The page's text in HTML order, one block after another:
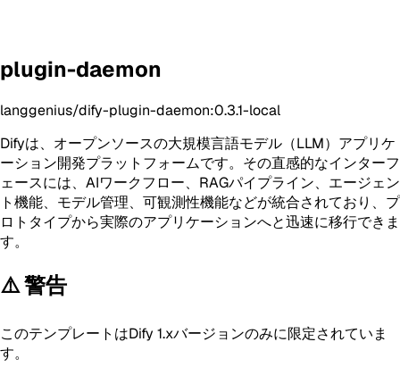
plugin-daemon
langgenius/dify-plugin-daemon:0.3.1-local
Difyは、オープンソースの大規模言語モデル（LLM）アプリケ
ーション開発プラットフォームです。その直感的なインターフ
ェースには、AIワークフロー、RAGパイプライン、エージェン
ト機能、モデル管理、可観測性機能などが統合されており、プ
ロトタイプから実際のアプリケーションへと迅速に移行できま
す。
⚠️ 警告
このテンプレートはDify 1.xバージョンのみに限定されていま
す。